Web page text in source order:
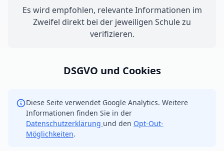
Es wird empfohlen, relevante Informationen im
Zweifel direkt bei der jeweiligen Schule zu
verifizieren.
DSGVO und Cookies
Diese Seite verwendet Google Analytics. Weitere
Informationen finden Sie in der
Datenschutzerklärung und den Opt-Out-
Möglichkeiten.